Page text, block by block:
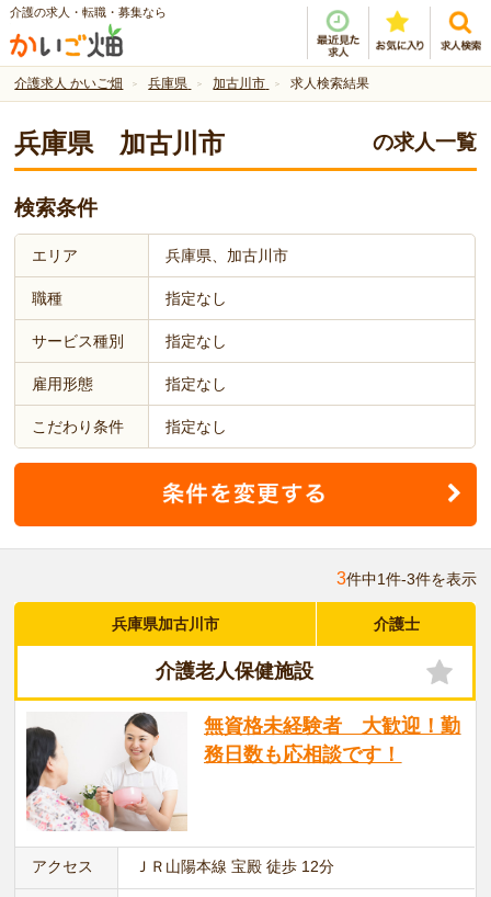
介護の求人・転職・募集なら
介護求人 かいご畑 兵庫県 加古川市 求人検索結果
兵庫県 加古川市 の求人一覧
検索条件
エリア 兵庫県、加古川市
職種 指定なし
サービス種別 指定なし
雇用形態 指定なし
こだわり条件 指定なし
3件中1件-3件を表示
兵庫県加古川市 介護士
介護老人保健施設
無資格未経験者 大歓迎！勤
務日数も応相談です！
アクセス ＪＲ山陽本線 宝殿 徒歩 12分